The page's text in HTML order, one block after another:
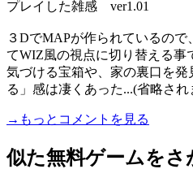
プレイした雑感 ver1.01
３DでMAPが作られているので
てWIZ風の視点に切り替える事
気づける宝箱や、家の裏口を
る」感は凄くあった...(省略され
→もっとコメントを見る
似た無料ゲームをさ